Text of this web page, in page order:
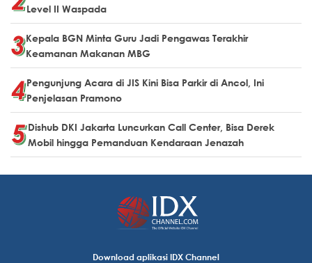
Level II Waspada
Kepala BGN Minta Guru Jadi Pengawas Terakhir
Keamanan Makanan MBG
Pengunjung Acara di JIS Kini Bisa Parkir di Ancol, Ini
Penjelasan Pramono
Dishub DKI Jakarta Luncurkan Call Center, Bisa Derek
Mobil hingga Pemanduan Kendaraan Jenazah
Download aplikasi IDX Channel